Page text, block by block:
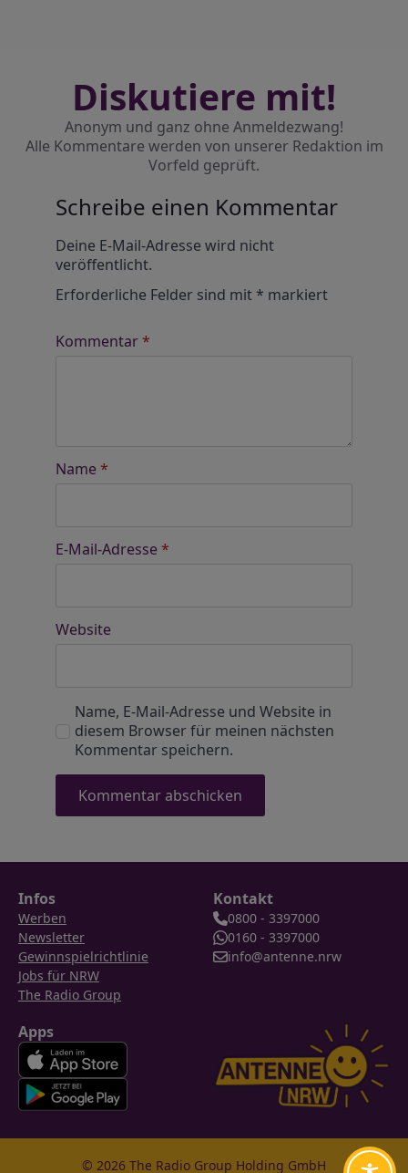
Diskutiere mit!
Anonym und ganz ohne Anmeldezwang!
Alle Kommentare werden von unserer Redaktion im
Vorfeld geprüft.
Schreibe einen Kommentar
Deine E-Mail-Adresse wird nicht
veröffentlicht.
Erforderliche Felder sind mit* markiert
Kommentar*
Name *
E-Mail-Adresse *
Website
Name, E-Mail-Adresse und Website in
diesem Browser für meinen nächsten
Kommentar speichern.
Infos
Werben
Newsletter
Gewinnspielrichtlinie
Jobs für NRW
The Radio Group
Kontakt
0800 - 3397000
0160 - 3397000
info@antenne.nrw
Apps
© 2026 The Radio Group Holding GmbH